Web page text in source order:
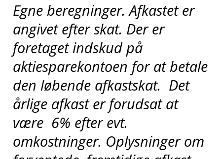
Egne beregninger. Afkastet er
angivet efter skat. Der er
foretaget indskud på
aktiesparekontoen for at betale
den løbende afkastskat. Det
årlige afkast er forudsat at
være 6% efter evt.
omkostninger. Oplysninger om